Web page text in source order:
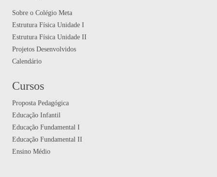
Sobre o Colégio Meta
Estrutura Física Unidade I
Estrutura Física Unidade II
Projetos Desenvolvidos
Calendário
Cursos
Proposta Pedagógica
Educação Infantil
Educação Fundamental I
Educação Fundamental II
Ensino Médio